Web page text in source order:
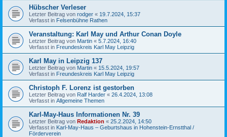
Hübscher Verleser
Letzter Beitrag von rodger « 19.7.2024, 15:37
Verfasst in Felsenbühne Rathen
Veranstaltung: Karl May und Arthur Conan Doyle
Letzter Beitrag von Martin « 5.7.2024, 16:40
Verfasst in Freundeskreis Karl May Leipzig
Karl May in Leipzig 137
Letzter Beitrag von Martin « 15.5.2024, 19:57
Verfasst in Freundeskreis Karl May Leipzig
Christoph F. Lorenz ist gestorben
Letzter Beitrag von Ralf Harder « 26.4.2024, 13:08
Verfasst in Allgemeine Themen
Karl-May-Haus Informationen Nr. 39
Letzter Beitrag von Redaktion « 25.2.2024, 14:50
Verfasst in Karl-May-Haus – Geburtshaus in Hohenstein-Ernstthal /
Förderverein